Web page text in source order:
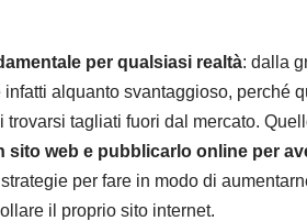
per qualsiasi realtà: dalla
alquanto svantaggioso, perché
tagliati fuori dal mercato.
sito web e pubblicarlo online per
per fare in modo di
il proprio sito internet.